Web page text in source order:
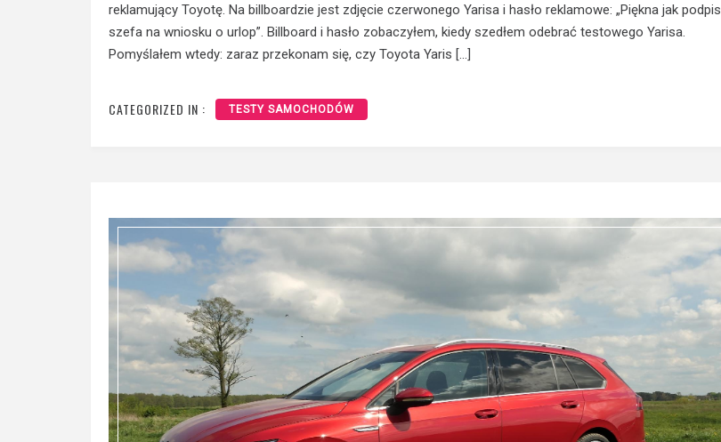
reklamujący Toyotę. Na billboardzie jest zdjęcie czerwonego Yarisa i hasło reklamowe: „Piękna jak podpis
szefa na wniosku o urlop”. Billboard i hasło zobaczyłem, kiedy szedłem odebrać testowego Yarisa.
Pomyślałem wtedy: zaraz przekonam się, czy Toyota Yaris […]
CATEGORIZED IN : TESTY SAMOCHODÓW